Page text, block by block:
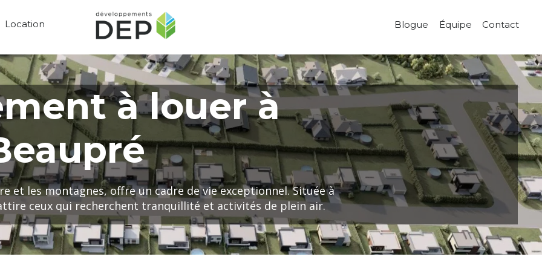
Location Blogue Équipe Contact
à louer à
et les montagnes, offre un cadre de vie exceptionnel. Située à
ceux qui recherchent tranquillité et activités de plein air.